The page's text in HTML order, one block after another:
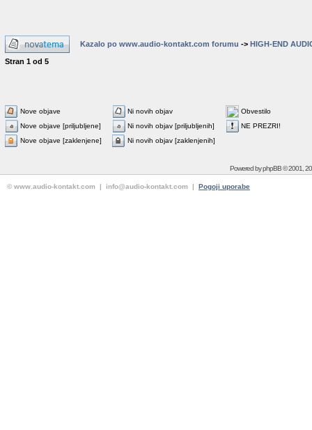
Kazalo po www.audio-kontakt.com forumu -> HIGH-END
Stran 1 od 5
Nove objave Ni novih objav
Obvestilo
Nove objave [priljubljene]
Ni novih objav [priljubljenih]
NE PREZRI!
Nove objave [zaklenjene]
Ni novih objav [zaklenjenih]
Powered byphpBB© 2001,
© www.audio-kontakt.com | info@audio-kontakt.com | Pogoji uporabe